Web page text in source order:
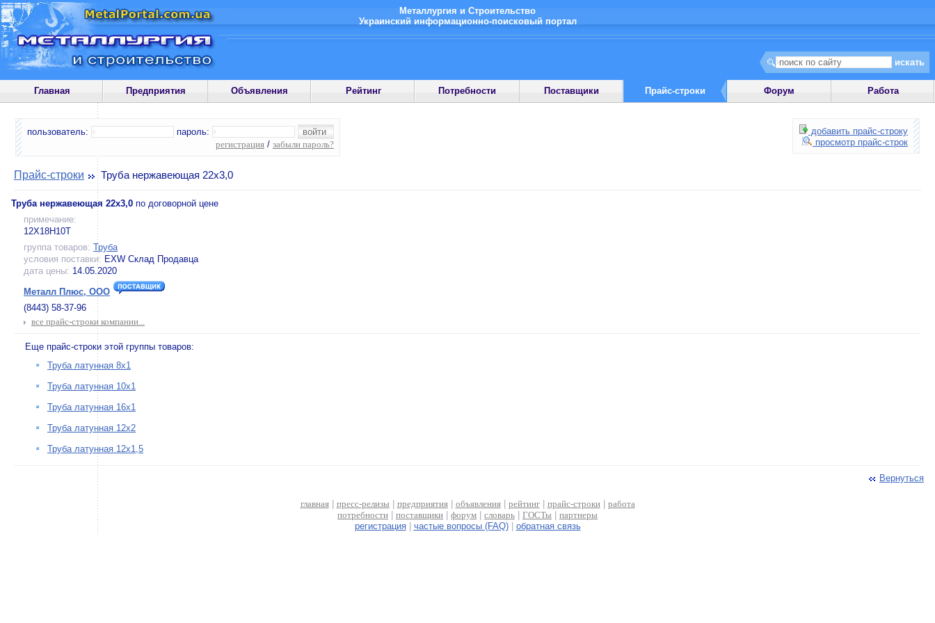
Металлургия и Строительство
Украинский информационно-поисковый портал
Главная Предприятия Объявления Рейтинг Потребности Поставщики Прайс-строки Форум Работа
пользователь:
пароль:
регистрация / забыли пароль?
добавить прайс-строку
просмотр прайс-строк
Прайс-строки Труба нержавеющая 22х3,0
Труба нержавеющая 22х3,0 по договорной цене
примечание:
12Х18Н10Т
группа товаров: Труба
условия поставки: EXW Склад Продавца
дата цены: 14.05.2020
Металл Плюс, ООО
(8443) 58-37-96
все прайс-строки компании...
Еще прайс-строки этой группы товаров:
Труба латунная 8х1
Труба латунная 10х1
Труба латунная 16х1
Труба латунная 12х2
Труба латунная 12х1,5
Вернуться
главная| пресс-релизы предприятия| объявления| рейтинг| прайс-строки| работа
потребности
поставщики форум словарь ГОСТы
партнеры
регистрация| частые вопросы (FAQ)| обратная связь